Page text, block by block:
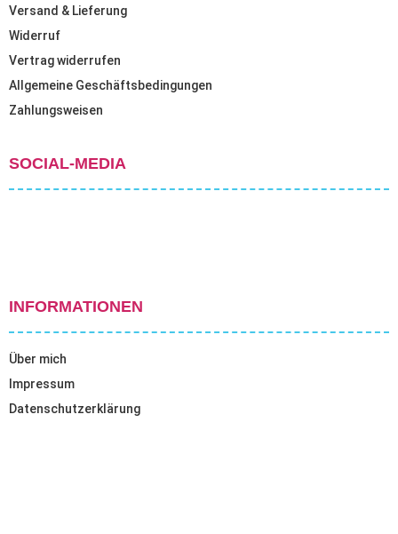
Versand & Lieferung
Widerruf
Vertrag widerrufen
Allgemeine Geschäftsbedingungen
Zahlungsweisen
SOCIAL-MEDIA
INFORMATIONEN
Über mich
Impressum
Datenschutzerklärung